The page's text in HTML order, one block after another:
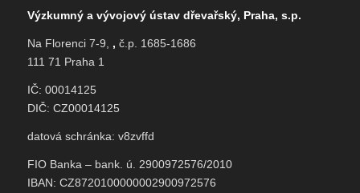
Výzkumný a vývojový ústav dřevařský, Praha, s.p.
Na Florenci 7-9, , č.p. 1685-1686
111 71 Praha 1
IČ: 00014125
DIČ: CZ00014125
datová schránka: v8zvffd
FIO Banka – bank. ú. 2900972576/2010
IBAN: CZ8720100000002900972576